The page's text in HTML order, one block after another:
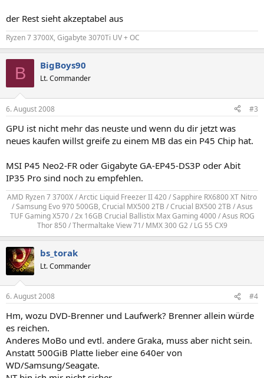
der Rest sieht akzeptabel aus
Ryzen 7 3700X, Gigabyte 3070Ti UV + OC
B BigBoys90
Lt. Commander
6. August 2008 #3
GPU ist nicht mehr das neuste und wenn du dir jetzt was
neues kaufen willst greife zu einem MB das ein P45 Chip hat.
MSI P45 Neo2-FR oder Gigabyte GA-EP45-DS3P oder Abit
IP35 Pro sind noch zu empfehlen.
AMD Ryzen 7 3700X / Arctic Liquid Freezer II 420 / Sapphire RX6800 XT Nitro
/ Samsung Evo 970 500GB, Crucial MX500 2TB / Crucial BX500 2TB / Asus
TUF Gaming X570 / 2x 16GB Crucial Ballistix Max Gaming 4000 / Asus ROG
Thor 850 / Thermaltake View 71/ MMX 300 G2 / LG 55 CX9​
bs_torak
Lt. Commander
6. August 2008 #4
Hm, wozu DVD-Brenner und Laufwerk? Brenner allein würde
es reichen.
Anderes MoBo und evtl. andere Graka, muss aber nicht sein.
Anstatt 500GiB Platte lieber eine 640er von
WD/Samsung/Seagate.